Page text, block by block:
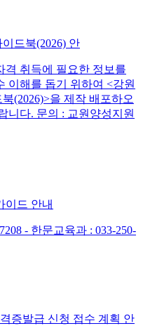
드북(2026) 안
격 취득에 필요한 정보를
이해를 돕기 위하여 <강원
(2026)>을 제작 배포하오
니다. 문의 : 교원양성지원
이드 안내
- 한문교육과 : 033-250-
증발급 신청 접수 계획 안